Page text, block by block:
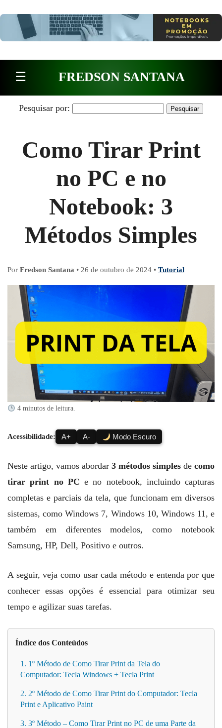
☰ FREDSON SANTANA
Pesquisar por:
Como Tirar Print
no PC e no
Notebook: 3
Métodos Simples
Por Fredson Santana • 26 de outubro de 2024 • Tutorial
4 minutos de leitura.
Acessibilidade: A+ A- Modo Escuro
Neste artigo, vamos abordar 3 métodos simples de como
tirar print no PC e no notebook, incluindo capturas
completas e parciais da tela, que funcionam em diversos
sistemas, como Windows 7, Windows 10, Windows 11, e
também em diferentes modelos, como notebook
Samsung, HP, Dell, Positivo e outros.
A seguir, veja como usar cada método e entenda por que
conhecer essas opções é essencial para otimizar seu
tempo e agilizar suas tarefas.
Índice dos Conteúdos
1. 1º Método de Como Tirar Print da Tela do
Computador: Tecla Windows + Tecla Print
2. 2º Método de Como Tirar Print do Computador: Tecla
Print e Aplicativo Paint
3. 3º Método – Como Tirar Print no PC de uma Parte da